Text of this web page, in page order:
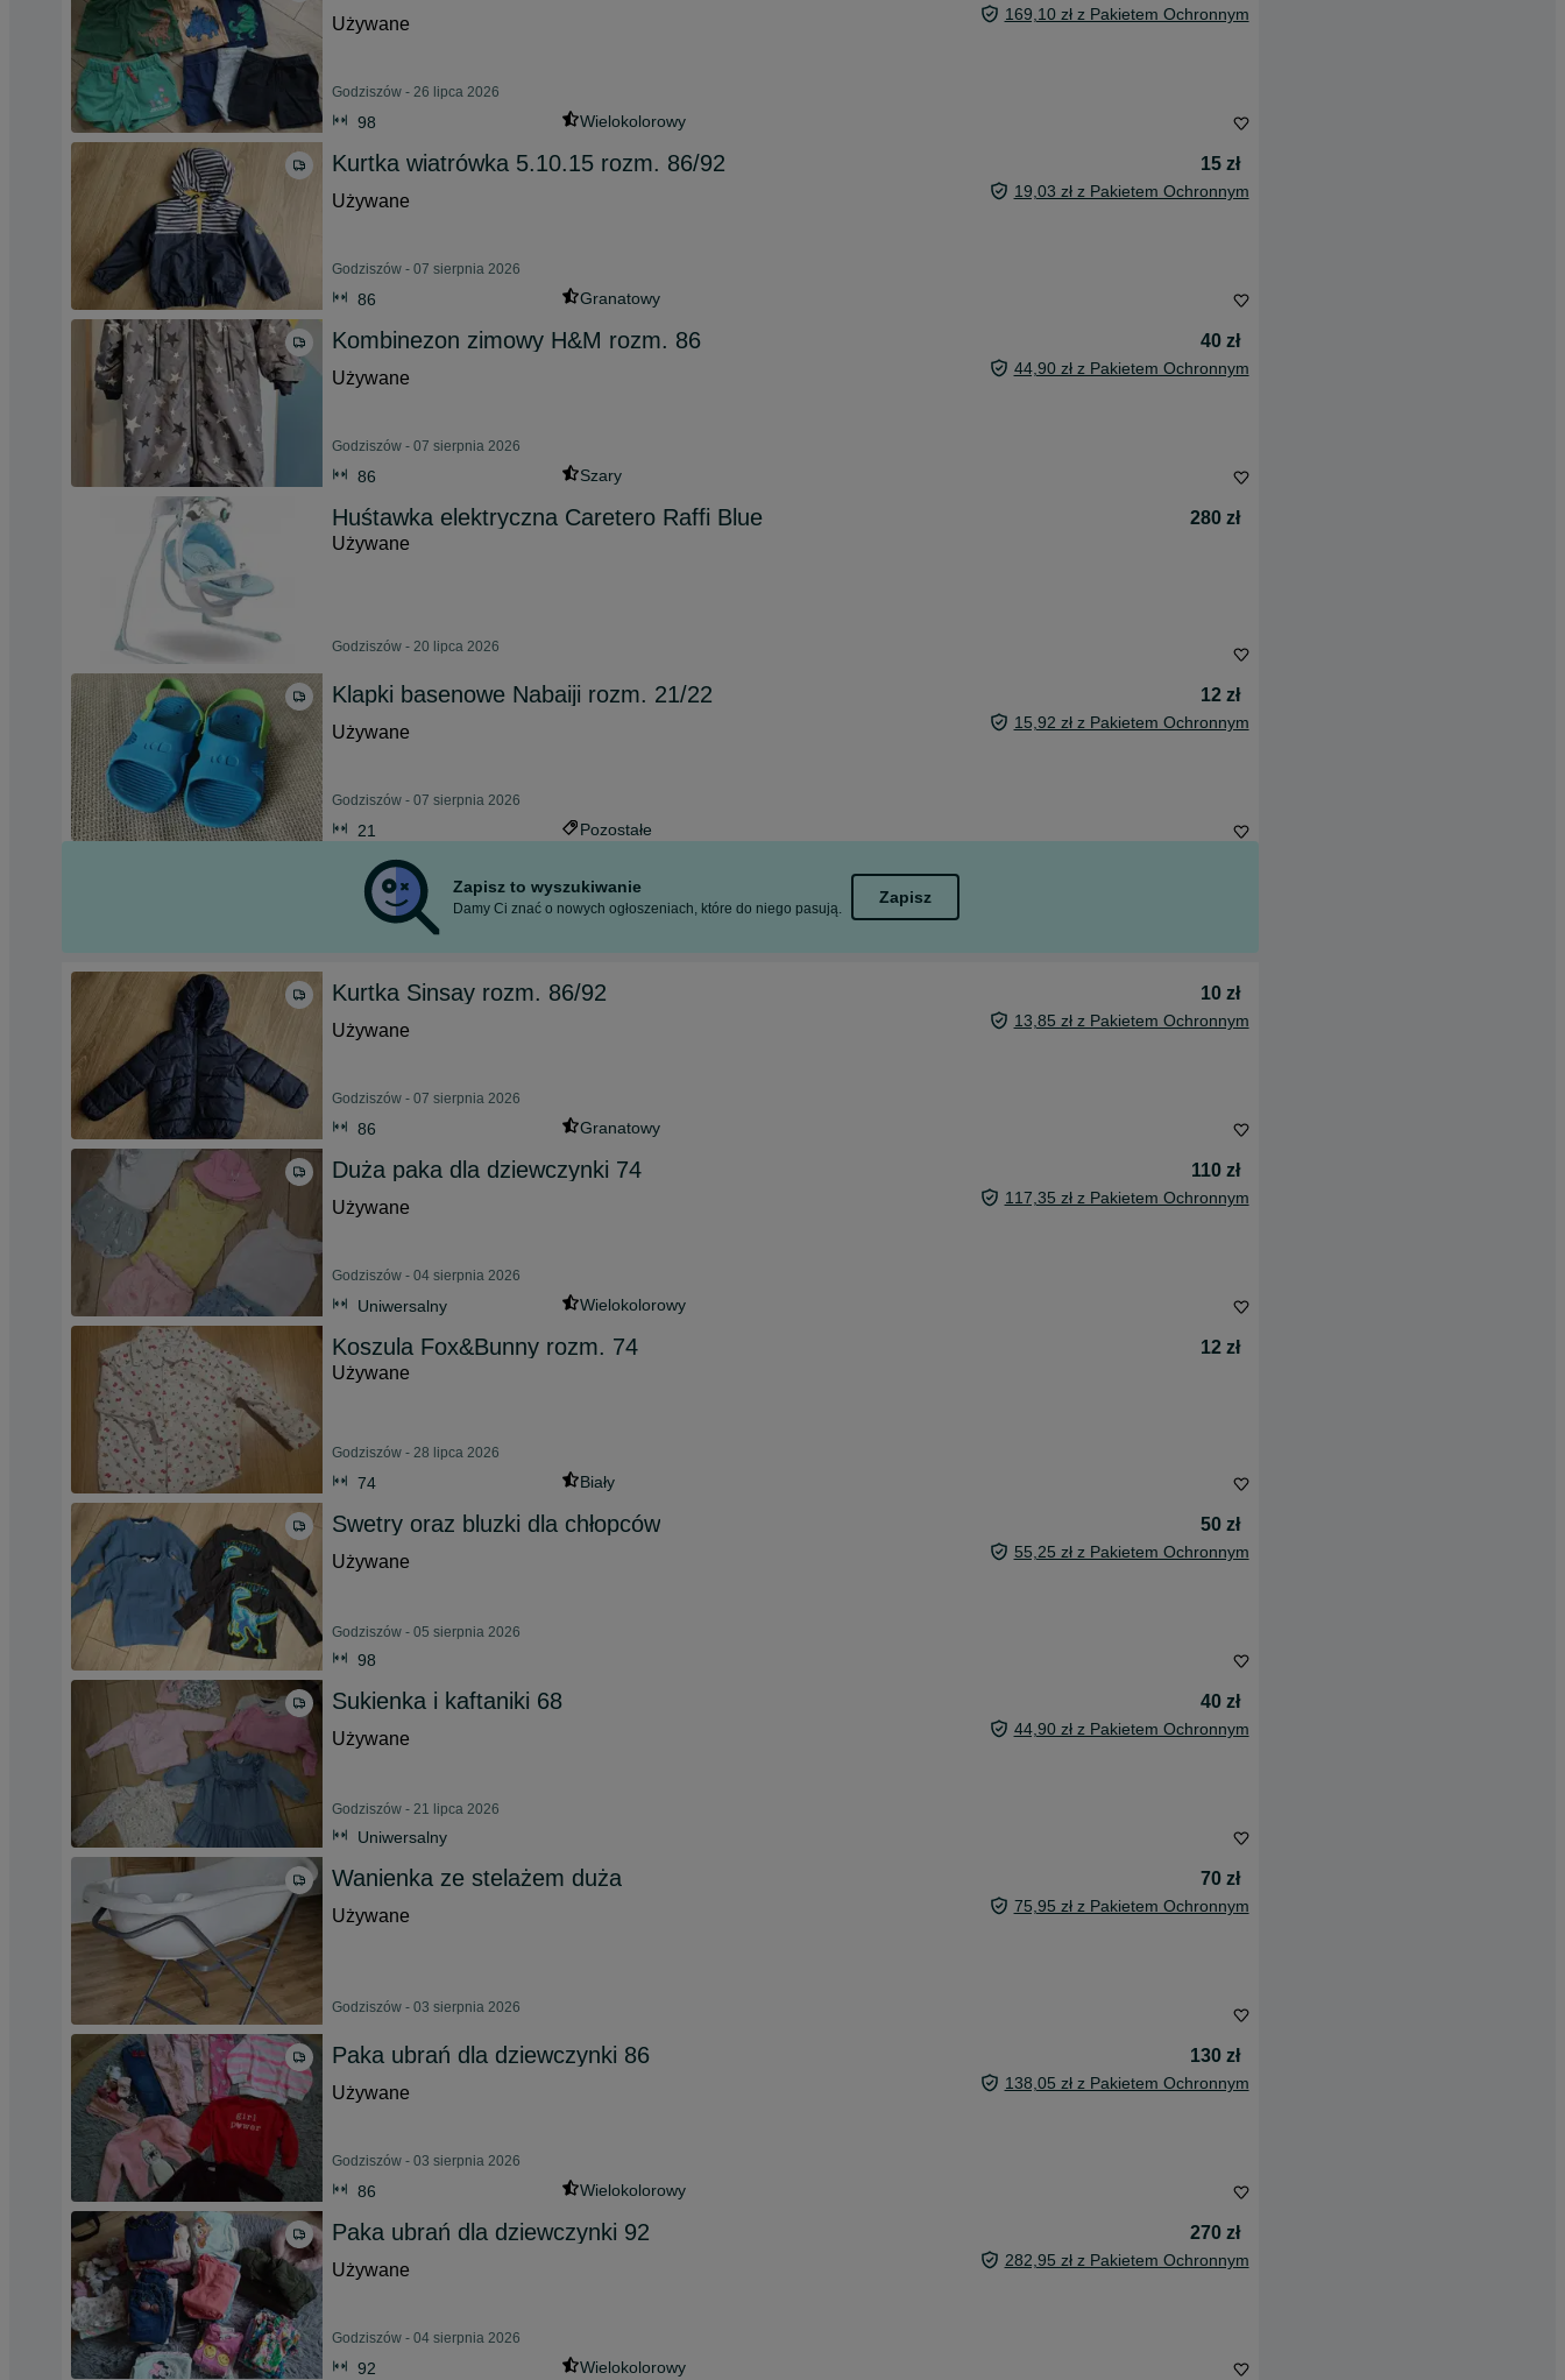
Używane
169,10 zł z Pakietem Ochronnym
Godziszów - 26 lipca 2026
98 Wielokolorowy
Kurtka wiatrówka 5.10.15 rozm. 86/92
15 zł
Używane
19,03 zł z Pakietem Ochronnym
Godziszów - 07 sierpnia 2026
86 Granatowy
Kombinezon zimowy H&M rozm. 86
40 zł
Używane
44,90 zł z Pakietem Ochronnym
Godziszów - 07 sierpnia 2026
86 Szary
Huśtawka elektryczna Caretero Raffi Blue
280 zł
Używane
Godziszów - 20 lipca 2026
Klapki basenowe Nabaiji rozm. 21/22
12 zł
Używane
15,92 zł z Pakietem Ochronnym
Godziszów - 07 sierpnia 2026
21 Pozostałe
Zapisz to wyszukiwanie
Damy Ci znać o nowych ogłoszeniach, które do niego pasują.
Zapisz
Kurtka Sinsay rozm. 86/92
10 zł
Używane
13,85 zł z Pakietem Ochronnym
Godziszów - 07 sierpnia 2026
86 Granatowy
Duża paka dla dziewczynki 74
110 zł
Używane
117,35 zł z Pakietem Ochronnym
Godziszów - 04 sierpnia 2026
Uniwersalny Wielokolorowy
Koszula Fox&Bunny rozm. 74
12 zł
Używane
Godziszów - 28 lipca 2026
74 Biały
Swetry oraz bluzki dla chłopców
50 zł
Używane
55,25 zł z Pakietem Ochronnym
Godziszów - 05 sierpnia 2026
98
Sukienka i kaftaniki 68
40 zł
Używane
44,90 zł z Pakietem Ochronnym
Godziszów - 21 lipca 2026
Uniwersalny
Wanienka ze stelażem duża
70 zł
Używane
75,95 zł z Pakietem Ochronnym
Godziszów - 03 sierpnia 2026
Paka ubrań dla dziewczynki 86
130 zł
Używane
138,05 zł z Pakietem Ochronnym
Godziszów - 03 sierpnia 2026
86 Wielokolorowy
Paka ubrań dla dziewczynki 92
270 zł
Używane
282,95 zł z Pakietem Ochronnym
Godziszów - 04 sierpnia 2026
92 Wielokolorowy